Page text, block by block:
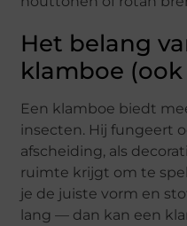
Het belang
klamboe
Een klamboe biedt
insecten. Hij fungeert
afscheiding, als
ruimte krijgt om te
je de juiste vorm en
lang — dan kan een